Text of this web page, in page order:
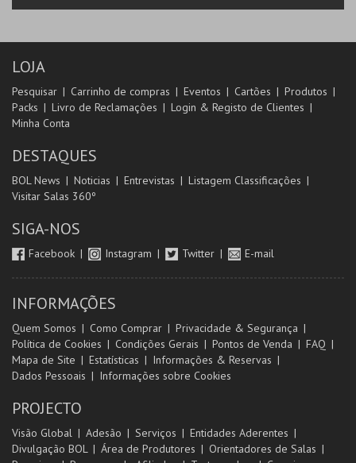
LOJA
Pesquisar Carrinho de compras Eventos Cartões
Produtos
Packs
Livro de Reclamações
Login & Registo de Clientes
Minha Conta
DESTAQUES
BOL News Noticias Entrevistas
Listagem Classificações
Visitar Salas 360º
SIGA-NOS
Facebook Instagram Twitter E-mail
INFORMAÇÕES
Quem Somos Como Comprar
Privacidade & Segurança
Política de Cookies
Condições Gerais Pontos de Venda
FAQ
Mapa de Site
Estatísticas
Informações & Reservas
Dados Pessoais
Informações sobre Cookies
PROJECTO
Visão Global Adesão Serviços
Entidades Aderentes
Divulgação BOL
Área de Produtores
Orientadores de Salas